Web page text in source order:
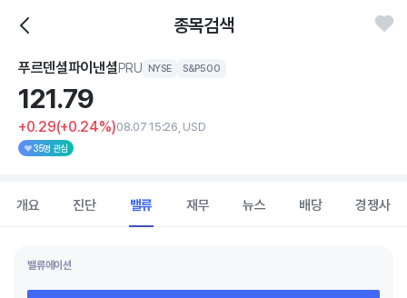
종목검색
푸르덴셜파이낸셜PRU NYSE S&P500
121.79
+0.29(+0.24%)08.07 15:26, USD
35명 관심
개요 진단 밸류 재무 뉴스 배당 경쟁사
밸류에이션